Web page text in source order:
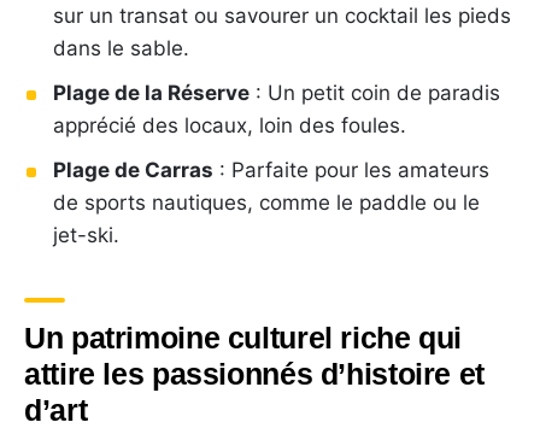
sur un transat ou savourer un cocktail les pieds
dans le sable.
Plage de la Réserve : Un petit coin de paradis
apprécié des locaux, loin des foules.
Plage de Carras : Parfaite pour les amateurs
de sports nautiques, comme le paddle ou le
jet-ski.
Un patrimoine culturel riche qui
attire les passionnés d’histoire et
d’art